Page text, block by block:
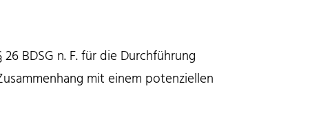
BDSG n. F. für die Durchführung
mit einem potenziellen